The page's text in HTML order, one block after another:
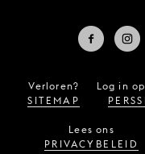
Verloren?
SITEMAP
Log in
Lees ons
PRIVACYBELEID